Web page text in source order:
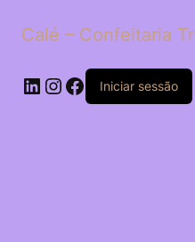
Calé – Confeitaria
LinkedIn
Instagram
Facebook
Iniciar sessão